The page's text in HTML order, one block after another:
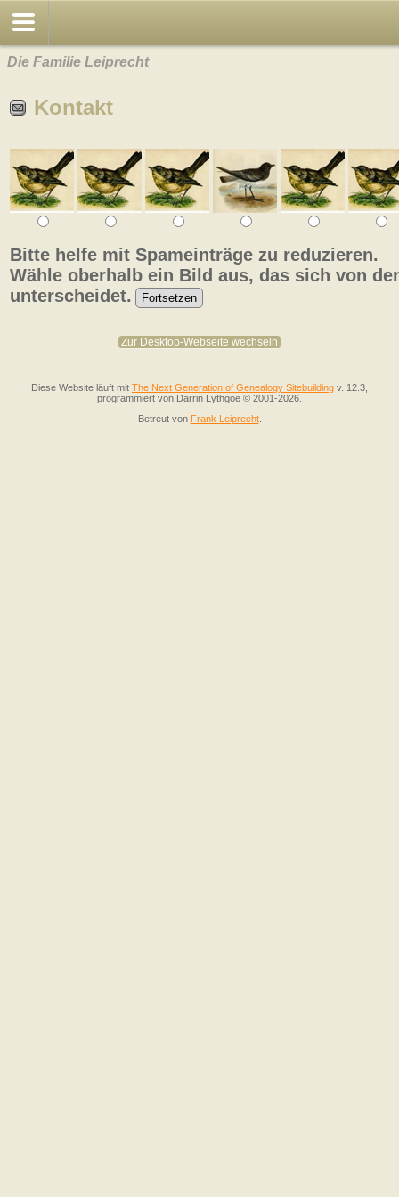
Die Familie Leiprecht
Kontakt
Bitte helfe mit Spameinträge zu reduzieren.
Wähle oberhalb ein Bild aus, das sich von
unterscheidet.
Zur Desktop-Webseite wechseln
Diese Website läuft mit The Next Generation of Genealogy Sitebuilding v. 12.3,
programmiert von Darrin Lythgoe © 2001-2026.
Betreut von Frank Leiprecht.